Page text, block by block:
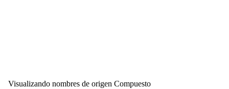
Visualizando nombres de origen Compuesto